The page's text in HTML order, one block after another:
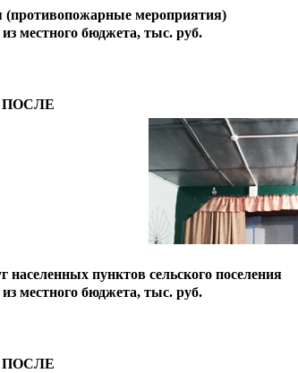
(противопожарные мероприятия)
местного бюджета, тыс. руб.
ПОСЛЕ
пунктов сельского поселения
местного бюджета, тыс. руб.
ПОСЛЕ